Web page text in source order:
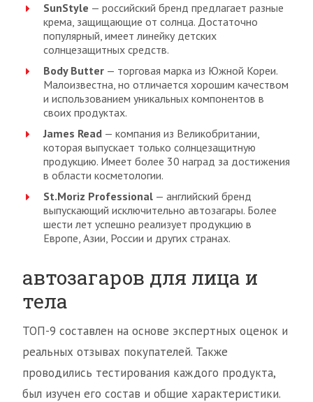
SunStyle — российский бренд предлагает разные
крема, защищающие от солнца. Достаточно
популярный, имеет линейку детских
солнцезащитных средств.
Body Butter — торговая марка из Южной Кореи.
Малоизвестна, но отличается хорошим качеством
и использованием уникальных компонентов в
своих продуктах.
James Read — компания из Великобритании,
которая выпускает только солнцезащитную
продукцию. Имеет более 30 наград за достижения
в области косметологии.
St.Moriz Professional — английский бренд
выпускающий исключительно автозагары. Более
шести лет успешно реализует продукцию в
Европе, Азии, России и других странах.
автозагаров для лица и
тела
ТОП-9 составлен на основе экспертных оценок и
реальных отзывах покупателей. Также
проводились тестирования каждого продукта,
был изучен его состав и общие характеристики.